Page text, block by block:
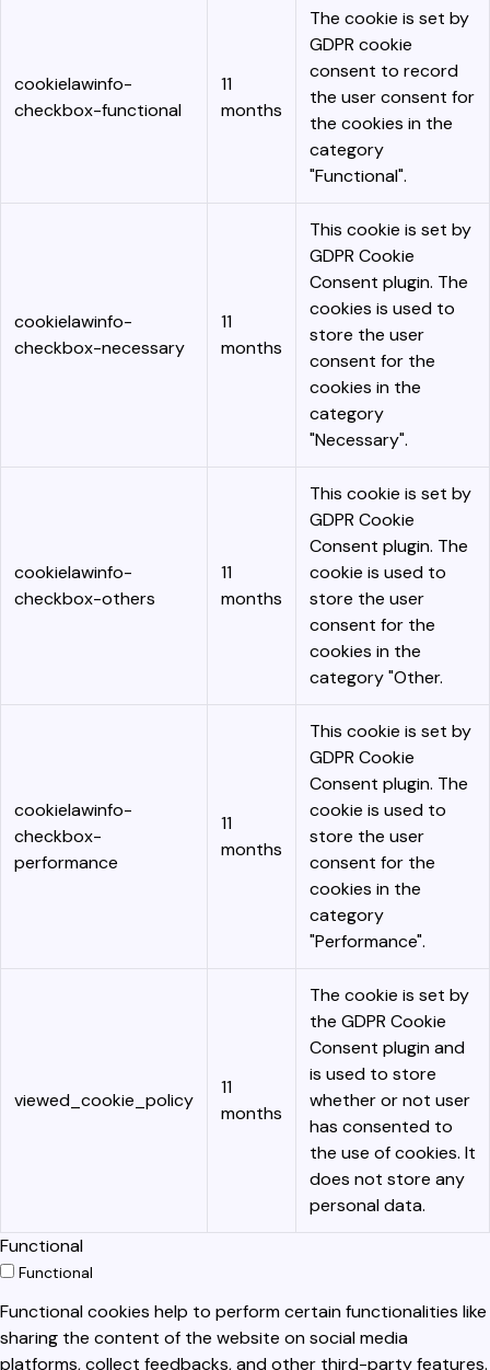
cookielawinfo-
checkbox-functional
11
months
The cookie is set by
GDPR cookie
consent to record
the user consent for
the cookies in the
category
"Functional".
cookielawinfo-
checkbox-necessary
11
months
This cookie is set by
GDPR Cookie
Consent plugin. The
cookies is used to
store the user
consent for the
cookies in the
category
"Necessary".
cookielawinfo-
checkbox-others
11
months
This cookie is set by
GDPR Cookie
Consent plugin. The
cookie is used to
store the user
consent for the
cookies in the
category "Other.
cookielawinfo-
checkbox-
performance
11
months
This cookie is set by
GDPR Cookie
Consent plugin. The
cookie is used to
store the user
consent for the
cookies in the
category
"Performance".
viewed_cookie_policy
11
months
The cookie is set by
the GDPR Cookie
Consent plugin and
is used to store
whether or not user
has consented to
the use of cookies. It
does not store any
personal data.
Functional
Functional
Functional cookies help to perform certain functionalities like
sharing the content of the website on social media
platforms, collect feedbacks, and other third-party features.